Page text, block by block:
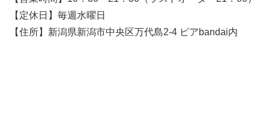
【定休日】毎週水曜日
【住所】新潟県新潟市中央区万代島2-4 ピアbandai内